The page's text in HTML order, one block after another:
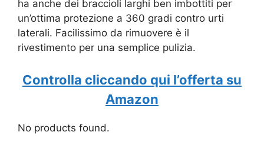
ha anche dei braccioli larghi ben imbottiti per
un’ottima protezione a 360 gradi contro urti
laterali. Facilissimo da rimuovere è il
rivestimento per una semplice pulizia.
Controlla cliccando qui l’offerta su
Amazon
No products found.